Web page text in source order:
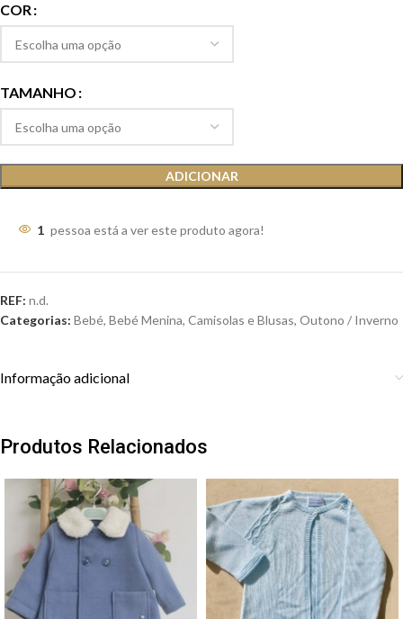
COR
TAMANHO
ADICIONAR
1 pessoa está a ver este produto agora!
REF: n.d.
Categorias: Bebé, Bebé Menina, Camisolas e Blusas, Outono / Inverno
Informação adicional
Produtos Relacionados